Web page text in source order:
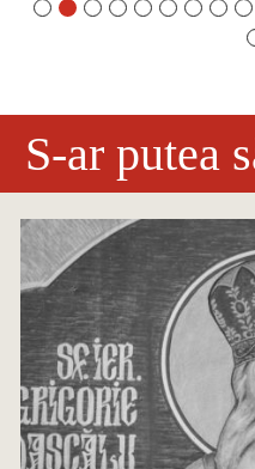
S-ar putea